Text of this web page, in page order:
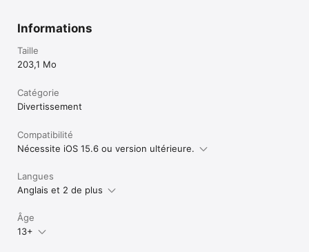
Informations
Taille
203,1 Mo
Catégorie
Divertissement
Compatibilité
Nécessite iOS 15.6 ou version ultérieure.
Langues
Anglais et 2 de plus
Âge
13+